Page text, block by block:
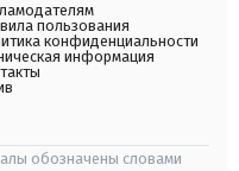
пользования
конфиденциальности
информация
обозначены словами